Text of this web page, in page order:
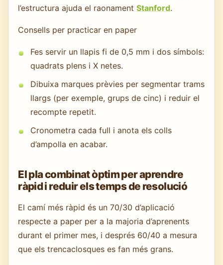
l’estructura ajuda el raonamentStanford.
Consells per practicar en paper
Fes servir un llapis fi de 0,5 mm i dos símbols:
quadrats plens i X netes.
Dibuixa marques prèvies per segmentar trams
llargs (per exemple, grups de cinc) i reduir el
recompte repetit.
Cronometra cada full i anota els colls
d’ampolla en acabar.
El pla combinat òptim per aprendre
ràpid i reduir els temps de resolució
El camí més ràpid és un 70/30 d’aplicació
respecte a paper per a la majoria d’aprenents
durant el primer mes, i després 60/40 a mesura
que els trencaclosques es fan més grans.